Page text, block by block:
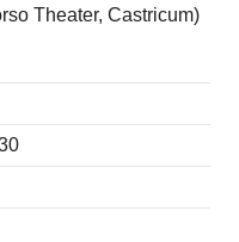
Theater, Castricum)